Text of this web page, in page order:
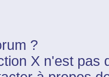
?
X n'est pas